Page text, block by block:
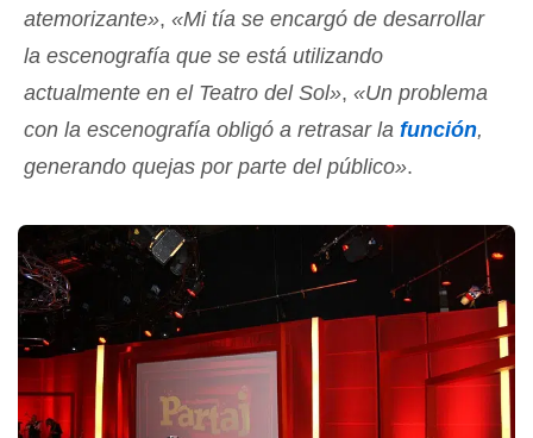
atemorizante», «Mi tía se encargó de desarrollar
la escenografía que se está utilizando
actualmente en el Teatro del Sol», «Un problema
con la escenografía obligó a retrasar la función,
generando quejas por parte del público».